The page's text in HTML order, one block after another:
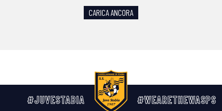
CARICA ANCORA
#JUVESTABIA #WEARETHEWASPS